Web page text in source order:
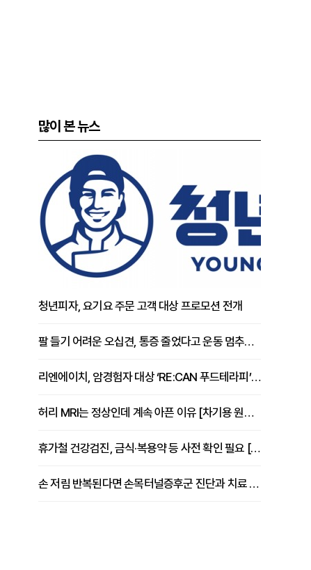
많이 본 뉴스
청년피자, 요기요 주문 고객 대상 프로모션 전개
팔 들기 어려운 오십견, 통증 줄었다고 운동 멈추면 안 되는 이유 [이병욱 원장 칼럼]
리엔에이치, 암경험자 대상 ‘RE:CAN 푸드테라피’ 운영
허리 MRI는 정상인데 계속 아픈 이유 [차기용 원장 칼럼]
휴가철 건강검진, 금식·복용약 등 사전 확인 필요 [정도감 원장 칼럼]
손 저림 반복된다면 손목터널증후군 진단과 치료 시기 살펴야 [김동현 원장 칼럼]